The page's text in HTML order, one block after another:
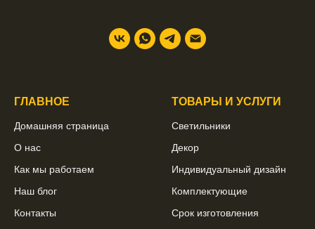
ГЛАВНОЕ
Домашняя страница
О нас
Как мы работаем
Наш блог
Контакты
ТОВАРЫ И УСЛУГИ
Светильники
Декор
Индивидуальный дизайн
Комплектующие
Срок изготовления